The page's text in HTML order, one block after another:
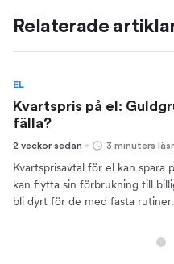
Relaterade
EL
Kvartspris på el:
fälla?
2 veckor sedan 3 minuters
Kvartsprisavtal för el kan spara
kan flytta sin förbrukning till
bli dyrt för de med fasta